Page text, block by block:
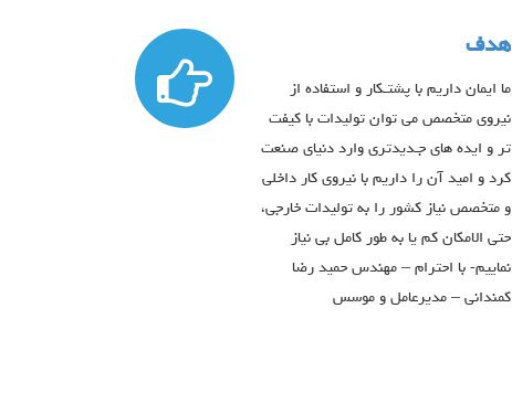
هدف
ما ایمان داریم با پشتـکار و استفاده از
نیروی متخصص می توان تولیدات با کیفت
تر و ایده های جـدیدتری وارد دنیای صنعت
کرد و امید آن را داریم با نیروی کار داخلی
و متخصص نیاز کشور را به تولیدات خارجی،
حتی الامکان کم یا به طور کامل بی نیاز
نماییم- با احترام – مهندس حمید رضا
کمندانی – مدیرعامل و موسس